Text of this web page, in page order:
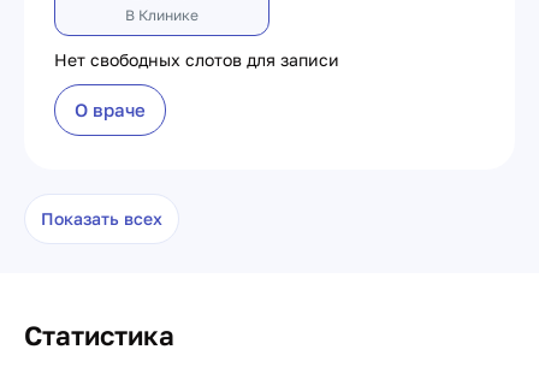
В Клинике
Нет свободных слотов для записи
О враче
Показать всех
Статистика